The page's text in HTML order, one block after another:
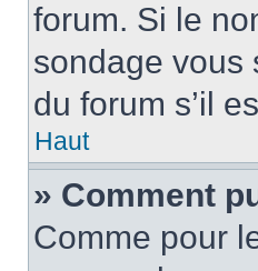
forum. Si le
sondage vous
du forum s’il
Haut
» Comment
Comme pour